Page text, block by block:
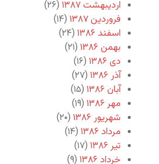
اردیبهشت ۱۳۸۷
(۲۶)
فروردین ۱۳۸۷
(۱۴)
اسفند ۱۳۸۶
(۲۴)
بهمن ۱۳۸۶
(۲۱)
دی ۱۳۸۶
(۱۶)
آذر ۱۳۸۶
(۲۷)
آبان ۱۳۸۶
(۱۵)
مهر ۱۳۸۶
(۱۹)
شهریور ۱۳۸۶
(۲۰)
مرداد ۱۳۸۶
(۱۴)
تیر ۱۳۸۶
(۱۷)
خرداد ۱۳۸۶
(۹)